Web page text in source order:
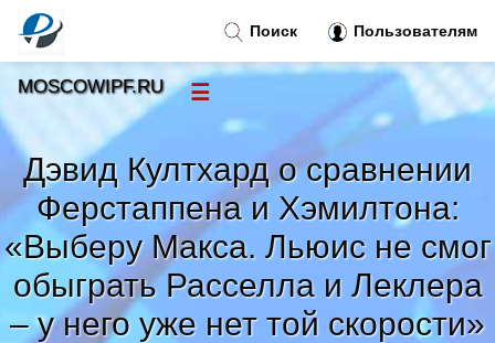
Дэвид Култхард о сравнении
Ферстаппена и Хэмилтона:
«Выберу Макса. Льюис не смог
обыграть Расселла и Леклера
– у него уже нет той скорости»
Поиск Пользователям
MOSCOWIPF.RU ☰
Тренды новостей »
Рубрики»
Правила »